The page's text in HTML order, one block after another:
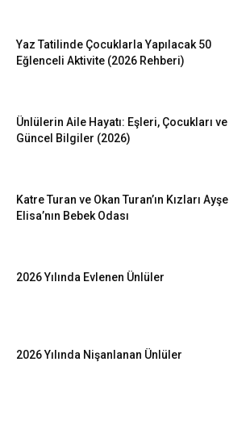
Yaz Tatilinde Çocuklarla Yapılacak 50
Eğlenceli Aktivite (2026 Rehberi)
Ünlülerin Aile Hayatı: Eşleri, Çocukları ve
Güncel Bilgiler (2026)
Katre Turan ve Okan Turan’ın Kızları Ayşe
Elisa’nın Bebek Odası
2026 Yılında Evlenen Ünlüler
2026 Yılında Nişanlanan Ünlüler